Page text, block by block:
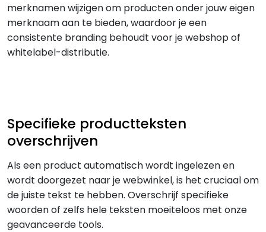
merknamen wijzigen om producten onder jouw eigen
merknaam aan te bieden, waardoor je een
consistente branding behoudt voor je webshop of
whitelabel-distributie.
Specifieke productteksten
overschrijven
Als een product automatisch wordt ingelezen en
wordt doorgezet naar je webwinkel, is het cruciaal om
de juiste tekst te hebben. Overschrijf specifieke
woorden of zelfs hele teksten moeiteloos met onze
geavanceerde tools.